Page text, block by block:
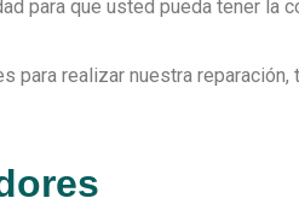
para que usted pueda tener la
para realizar nuestra